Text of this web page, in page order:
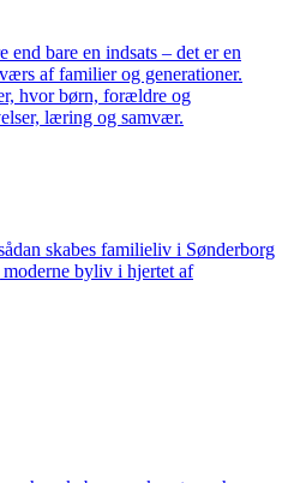
bare en indsats – det er en
af familier og generationer.
hvor børn, forældre og
læring og samvær.
skabes familieliv i Sønderborg
byliv i hjertet af